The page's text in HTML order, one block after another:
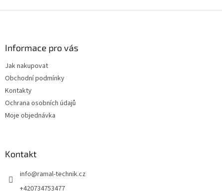
Informace pro vás
Jak nakupovat
Obchodní podmínky
Kontakty
Ochrana osobních údajů
Moje objednávka
Kontakt
info@ramal-technik.cz
+420734753477